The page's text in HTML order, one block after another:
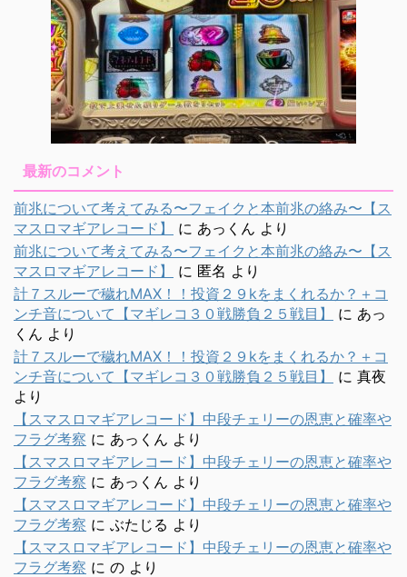
最新のコメント
前兆について考えてみる〜フェイクと本前兆の絡み〜【ス
マスロマギアレコード】
に あっくん より
前兆について考えてみる〜フェイクと本前兆の絡み〜【ス
マスロマギアレコード】
に 匿名 より
計７スルーで穢れMAX！！投資２９kをまくれるか？＋コ
ンチ音について【マギレコ３０戦勝負２５戦目】
に あっ
くん より
計７スルーで穢れMAX！！投資２９kをまくれるか？＋コ
ンチ音について【マギレコ３０戦勝負２５戦目】
に 真夜
より
【スマスロマギアレコード】中段チェリーの恩恵と確率や
フラグ考察 に あっくん より
【スマスロマギアレコード】中段チェリーの恩恵と確率や
フラグ考察 に あっくん より
【スマスロマギアレコード】中段チェリーの恩恵と確率や
フラグ考察 に ぶたじる より
【スマスロマギアレコード】中段チェリーの恩恵と確率や
フラグ考察 に の より